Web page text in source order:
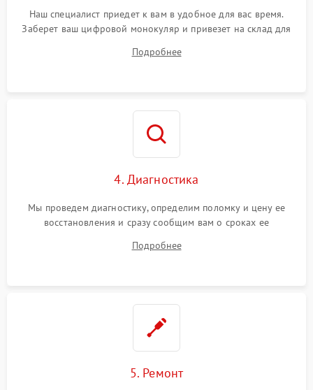
Наш специалист приедет к вам в удобное для вас время.
Заберет ваш цифровой монокуляр и привезет на склад для
Подробнее
4. Диагностика
Мы проведем диагностику, определим поломку и цену ее
восстановления и сразу сообщим вам о сроках ее
Подробнее
5. Ремонт